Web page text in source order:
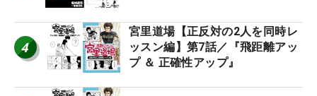
4
宮里道場【正反対の2人を同時レ
ッスン編】第7話／『飛距離アッ
プ ＆ 正確性アップ』